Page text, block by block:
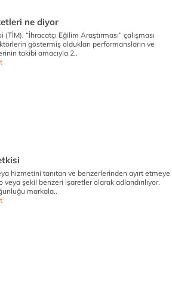
ne diyor
“İhracatçı Eğilim Araştırması” çalışması
göstermiş oldukları performansların ve
takibi amacıyla 2..
hizmetini tanıtan ve benzerlerinden ayırt etmeye
şekil benzeri işaretler olarak adlandırılıyor.
markala..